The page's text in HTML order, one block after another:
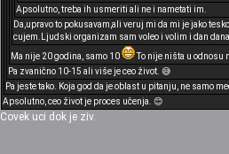
Apsolutno, treba ih usmeriti ali ne i nametati im.
Da,upravo to pokusavam,ali veruj mi da mi je jako
cujem.Ljudski organizam sam voleo i volim i dan
Ma nije 20 godina, samo 10
To nije ništa u odnosu
Pa zvanično 10-15 ali više je ceo život. 😅
Pa jeste tako. Koja god da je oblast u pitanju, ne samo
Apsolutno, ceo život je proces učenja. 😊
Covek uci dok je ziv.